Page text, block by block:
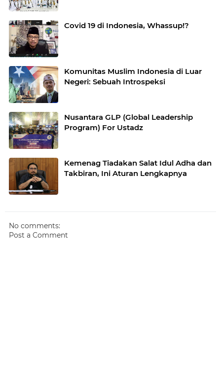
Covid 19 di Indonesia, Whassup!?
Komunitas Muslim Indonesia di Luar
Negeri: Sebuah Introspeksi
Nusantara GLP (Global Leadership
Program) For Ustadz
Kemenag Tiadakan Salat Idul Adha dan
Takbiran, Ini Aturan Lengkapnya
No comments:
Post a Comment